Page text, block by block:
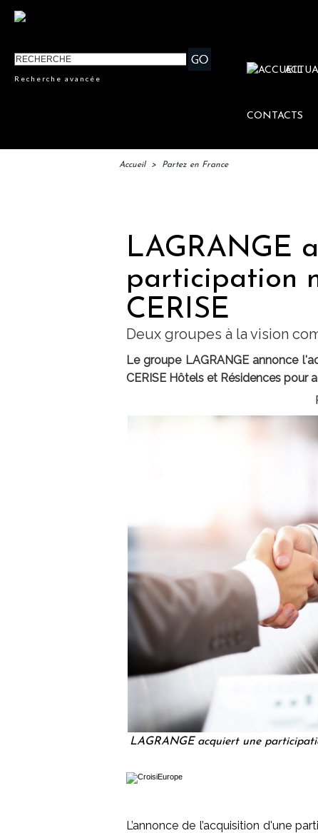
Recherche avancée
CONTACTS
Accueil > Partez en France
LAGRANGE
participation
CERISE
Deux groupes à la vision
Le groupe LAGRANGE annonce
CERISE Hôtels et Résidences pour
LAGRANGE acquiert une
L’annonce de l’acquisition d'une